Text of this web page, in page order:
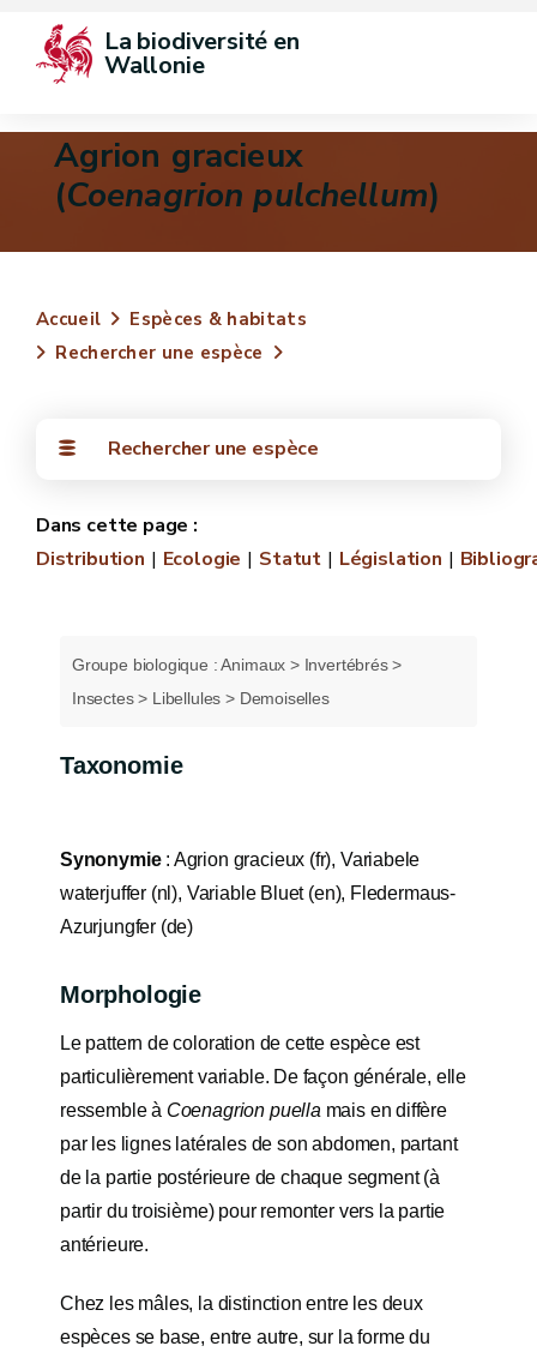
La biodiversité en
Wallonie
Agrion gracieux
(Coenagrion pulchellum)
Accueil
Espèces & habitats
Rechercher une espèce
Rechercher une espèce
Distribution Ecologie Statut Législation
Groupe biologique : Animaux > Invertébrés >
Insectes > Libellules > Demoiselles
Taxonomie
Synonymie: Agrion gracieux (fr), Variabele
waterjuffer (nl), Variable Bluet (en), Fledermaus-
Azurjungfer (de)
Morphologie
Le pattern de coloration de cette espèce est
particulièrement variable. De façon générale, elle
ressemble à Coenagrion puella mais en diffère
par les lignes latérales de son abdomen, partant
de la partie postérieure de chaque segment (à
partir du troisième) pour remonter vers la partie
antérieure.
Chez les mâles, la distinction entre les deux
espèces se base, entre autre, sur la forme du